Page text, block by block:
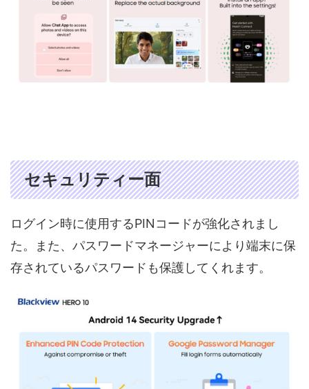
セキュリティー面
ログイン時に使用するPINコードが強化されまし
た。また、パスワードマネージャーにより端末に保
存されているパスワードも保護してくれます。